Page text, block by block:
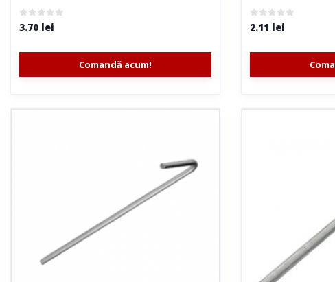
0out of 5
3.70 lei
Comandă acum!
0out of 5
2.11 lei